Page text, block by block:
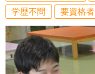
学歴不問
要資格者